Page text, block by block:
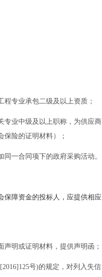
程专业承包二级及以上资质；
专业中级及以上职称，为供应商
保险的证明材料）；
一合同项下的政府采购活动。
保障资金的投标人，应提供相应
明或证明材料，提供声明函；
号)的规定，对列入失信